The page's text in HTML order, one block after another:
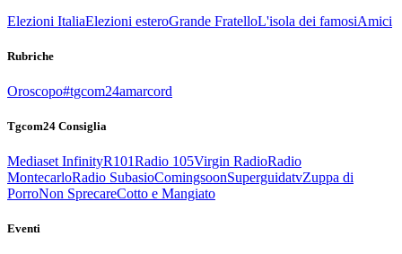
Elezioni ItaliaElezioni esteroGrande FratelloL'isola dei famosiAmici
Rubriche
Oroscopo#tgcom24amarcord
Tgcom24 Consiglia
Mediaset InfinityR101Radio 105Virgin RadioRadio
MontecarloRadio SubasioComingsoonSuperguidatvZuppa di
PorroNon SprecareCotto e Mangiato
Eventi